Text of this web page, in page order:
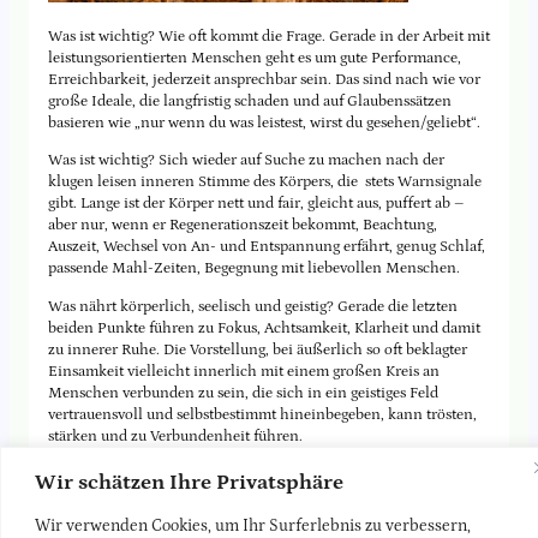
Wir schätzen Ihre Privatsphäre
Wir verwenden Cookies, um Ihr Surferlebnis zu verbessern,
Was ist wichtig? Wie oft kommt die Frage. Gerade in der Arbeit mit
leistungsorientierten Menschen geht es um gute Performance,
Erreichbarkeit, jederzeit ansprechbar sein. Das sind nach wie vor
große Ideale, die langfristig schaden und auf Glaubenssätzen
basieren wie „nur wenn du was leistest, wirst du gesehen/geliebt“.
Was ist wichtig? Sich wieder auf Suche zu machen nach der
klugen leisen inneren Stimme des Körpers, die stets Warnsignale
gibt. Lange ist der Körper nett und fair, gleicht aus, puffert ab –
aber nur, wenn er Regenerationszeit bekommt, Beachtung,
Auszeit, Wechsel von An- und Entspannung erfährt, genug Schlaf,
passende Mahl-Zeiten, Begegnung mit liebevollen Menschen.
Was nährt körperlich, seelisch und geistig? Gerade die letzten
beiden Punkte führen zu Fokus, Achtsamkeit, Klarheit und damit
zu innerer Ruhe. Die Vorstellung, bei äußerlich so oft beklagter
Einsamkeit vielleicht innerlich mit einem großen Kreis an
Menschen verbunden zu sein, die sich in ein geistiges Feld
vertrauensvoll und selbstbestimmt hineinbegeben, kann trösten,
stärken und zu Verbundenheit führen.
Das Wichtige ist selten das, was laut ist. Das Wesentliche im Leben
ist oft klein, unscheinbar, leise. Es braucht Vertrauen, die eigene
Wahrheit wieder wahrzunehmen. Vertraust du dir (wieder?)